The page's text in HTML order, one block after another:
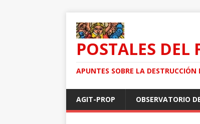
POSTALES
APUNTES SOBRE LA
AGIT-PROP OBSERVATORIO